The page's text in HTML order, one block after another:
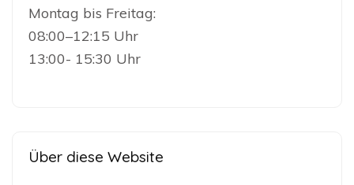
Montag bis Freitag:
08:00–12:15 Uhr
13:00- 15:30 Uhr
Über diese Website